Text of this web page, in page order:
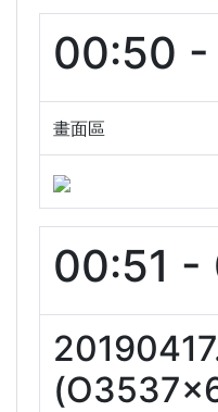
00:50
畫面區
00:51 -